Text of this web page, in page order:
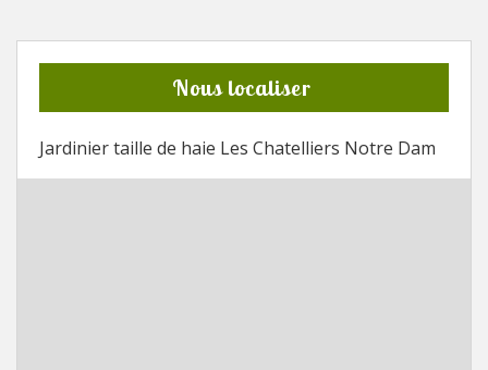
Nous localiser
Jardinier taille de haie Les Chatelliers Notre Dam